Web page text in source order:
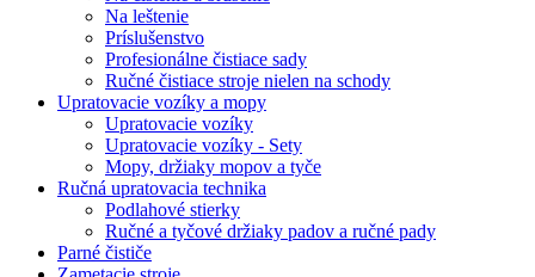
Na leštenie
Príslušenstvo
Profesionálne čistiace sady
Ručné čistiace stroje nielen na schody
Upratovacie vozíky a mopy
Upratovacie vozíky
Upratovacie vozíky - Sety
Mopy, držiaky mopov a tyče
Ručná upratovacia technika
Podlahové stierky
Ručné a tyčové držiaky padov a ručné pady
Parné čističe